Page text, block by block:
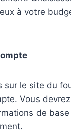
à votre
sur le site du
Vous
de